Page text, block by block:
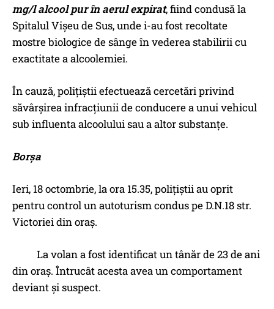
mg/l alcool pur în aerul expirat, fiind condusă la
Spitalul Vişeu de Sus, unde i-au fost recoltate
mostre biologice de sânge în vederea stabilirii cu
exactitate a alcoolemiei.
În cauză, polițiștii efectuează cercetări privind
săvârșirea infracțiunii de conducere a unui vehicul
sub influenta alcoolului sau a altor substanțe.
Borșa
Ieri, 18 octombrie, la ora 15.35, polițiștii au oprit
pentru control un autoturism condus pe D.N.18 str.
Victoriei din oraș.
La volan a fost identificat un tânăr de 23 de ani
din oraș. Întrucât acesta avea un comportament
deviant şi suspect.